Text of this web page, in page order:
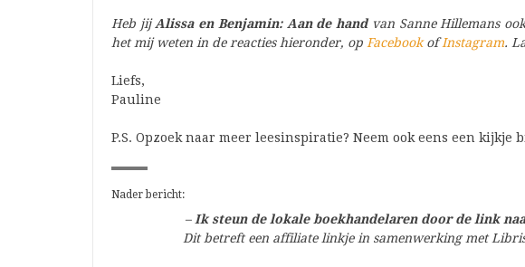
Heb jijAlissa en Benjamin: Aan de handvan Sanne Hillemans
het mij weten in de reacties hieronder, op FacebookofInstagram.
Liefs,
Pauline
P.S. Opzoek naar meer leesinspiratie? Neem ook eens een kijkje
Nader bericht:
– Ik steun de lokale boekhandelaren door de link
Dit betreft een affiliate linkje in samenwerking met